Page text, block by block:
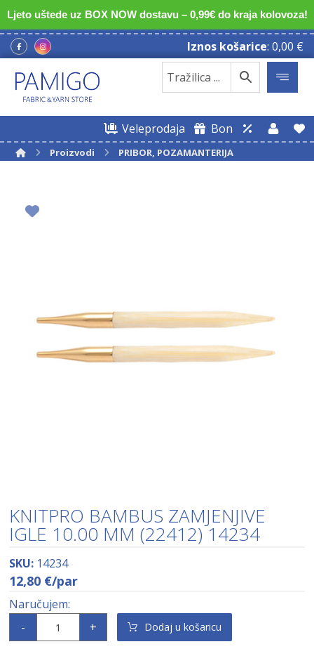
Ljeto uštede uz BOX NOW dostavu – 0,99€ do kraja kolovoza!
Iznos košarice: 0,00 €
Veleprodaja Bon
Proizvodi PRIBOR, POZAMANTERIJA
KNITPRO BAMBUS ZAMJENJIVE
IGLE 10.00 MM (22412) 14234
SKU: 14234
12,80 €/par
- + Dodaj u košaricu